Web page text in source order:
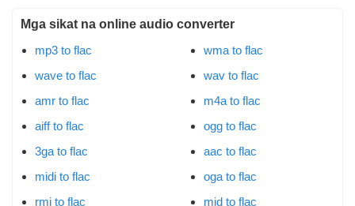
Mga sikat na online audio converter
mp3 to flac
wave to flac
amr to flac
aiff to flac
3ga to flac
midi to flac
rmi to flac
wma to flac
wav to flac
m4a to flac
ogg to flac
aac to flac
oga to flac
mid to flac